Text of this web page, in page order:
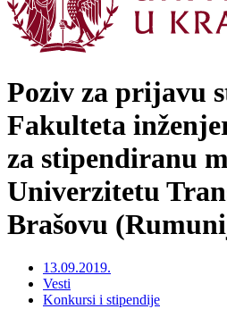
Poziv za prijavu
Fakulteta
za stipendiranu
Univerzitetu
Brašovu
13.09.2019.
Vesti
Konkursi i stipendije